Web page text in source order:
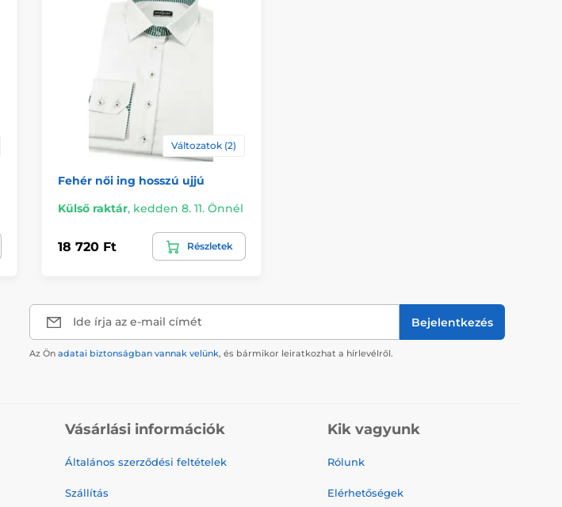
Változatok (2)
Fehér női ing hosszú ujjú
Külső raktár, kedden 8. 11. Önnél
18 720 Ft Részletek
Ide írja az e-mail címét Bejelentkezés
Az Ön adatai biztonságban vannak velünk, és bármikor leiratkozhat a hírlevélről.
Vásárlási információk
Általános szerződési feltételek
Szállítás
Kik vagyunk
Rólunk
Elérhetőségek